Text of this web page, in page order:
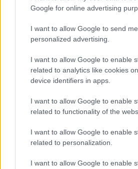
Google for online advertising
I want to allow Google to send me
personalized advertising.
I want to allow Google to enable
related to analytics like cookies
device identifiers in apps.
I want to allow Google to enable
related to functionality of the
I want to allow Google to enable
related to personalization.
I want to allow Google to enable
Friss rémálmok és új
eseményen tette közzé a
évadának első hat percét,
Osment egy sorozatgyilkost alakít,
Skalpolóként ismernek.
mondta, hogy az álmok nem
jelenetet Wednesday (Jenna
hátborzongató babák veszik
hogy a nyári szünetét azzal
foglyul ejti, majd egy